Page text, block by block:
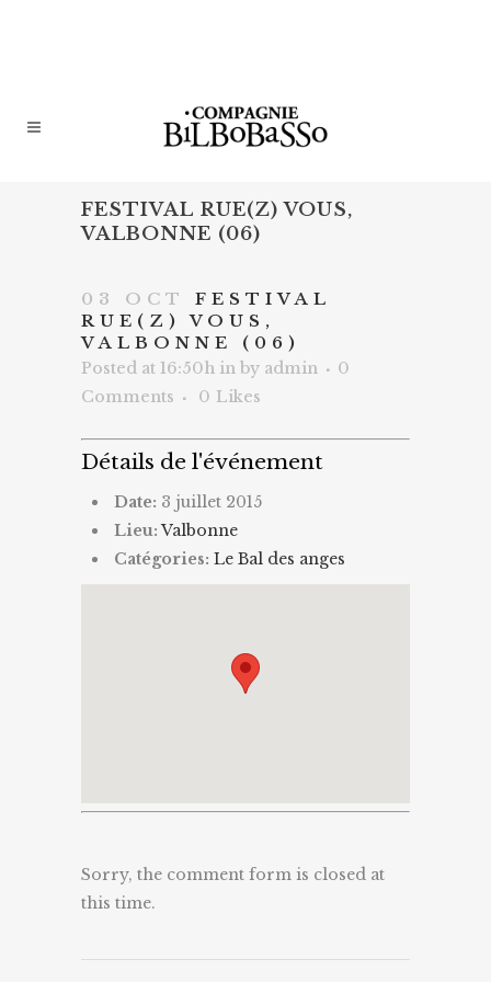
FESTIVAL RUE(Z) VOUS,
VALBONNE (06)
03 OCT
FESTIVAL
RUE(Z) VOUS,
VALBONNE (06)
Posted at 16:50h in by admin
0
Comments
0 Likes
Détails de l'événement
Date: 3 juillet 2015
Lieu: Valbonne
Catégories: Le Bal des anges
Sorry, the comment form is closed at
this time.